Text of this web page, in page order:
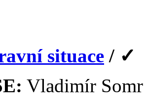
situace / ✓
Vladimír